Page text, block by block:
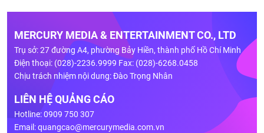
MERCURY MEDIA & ENTERTAINMENT CO., LTD
Trụ sở: 27 đường A4, phường Bảy Hiền, thành phố Hồ Chí Minh
Điện thoại: (028)-2236.9999 Fax: (028)-6268.0458
Chịu trách nhiệm nội dung: Đào Trọng Nhân
LIÊN HỆ QUẢNG CÁO
Hotline: 0909 750 307
Email:quangcao@mercurymedia.com.vn